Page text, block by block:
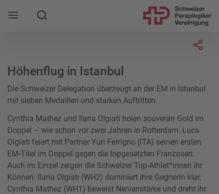
Mobile Navigation öffnen
Suche
Höhenflug in Istanbul
Die Schweizer Delegation überzeugt an der EM in Istanbul
mit sieben Medaillen und starken Auftritten.
Cynthia Mathez und Ilaria Olgiati holen souverän Gold im
Doppel – wie schon vor zwei Jahren in Rotterdam. Luca
Olgiati feiert mit Partner Yuri Ferrigno (ITA) seinen ersten
EM-Titel im Doppel gegen die topgesetzten Franzosen.
Auch im Einzel zeigen die Schweizer Top-Athlet*innen ihr
Können: Ilaria Olgiati (WH2) dominiert ihre Gegnerin klar,
Cynthia Mathez (WH1) beweist Nervenstärke und dreht ihr